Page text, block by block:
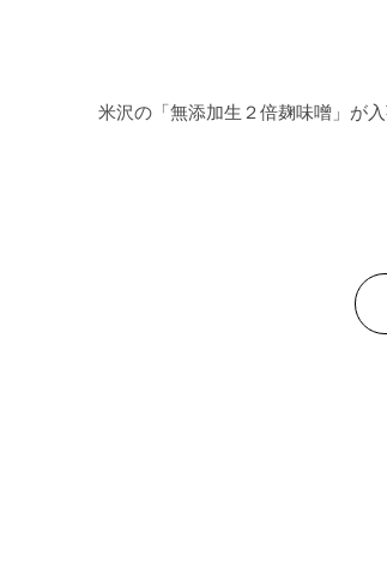
米沢の「無添加生２倍麹味噌」が入